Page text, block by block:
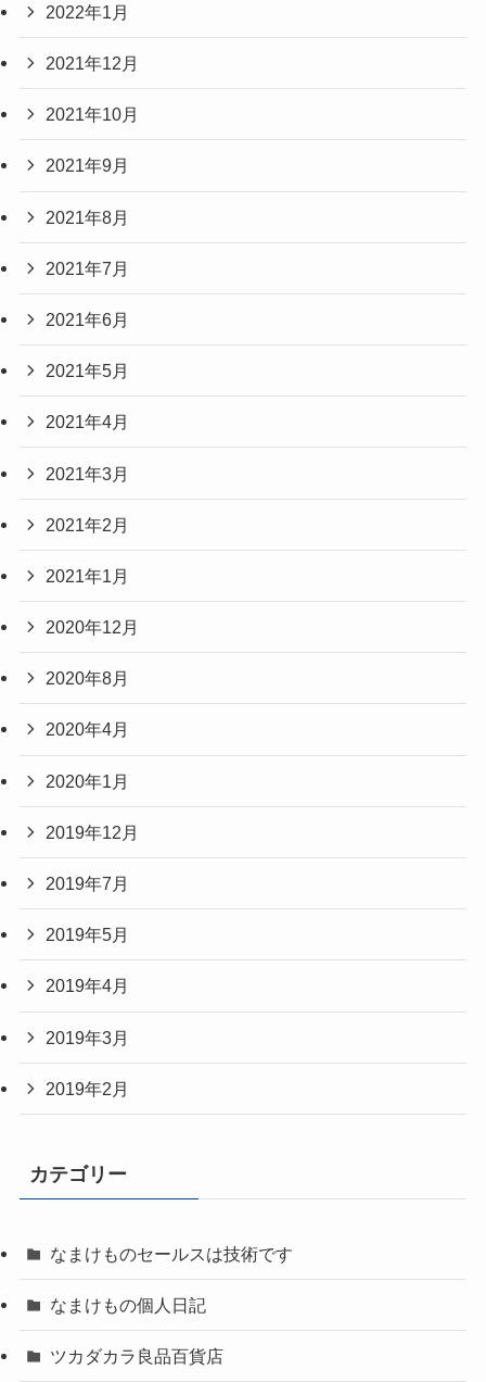
2022年1月
2021年12月
2021年10月
2021年9月
2021年8月
2021年7月
2021年6月
2021年5月
2021年4月
2021年3月
2021年2月
2021年1月
2020年12月
2020年8月
2020年4月
2020年1月
2019年12月
2019年7月
2019年5月
2019年4月
2019年3月
2019年2月
カテゴリー
なまけものセールスは技術です
なまけもの個人日記
ツカダカラ良品百貨店